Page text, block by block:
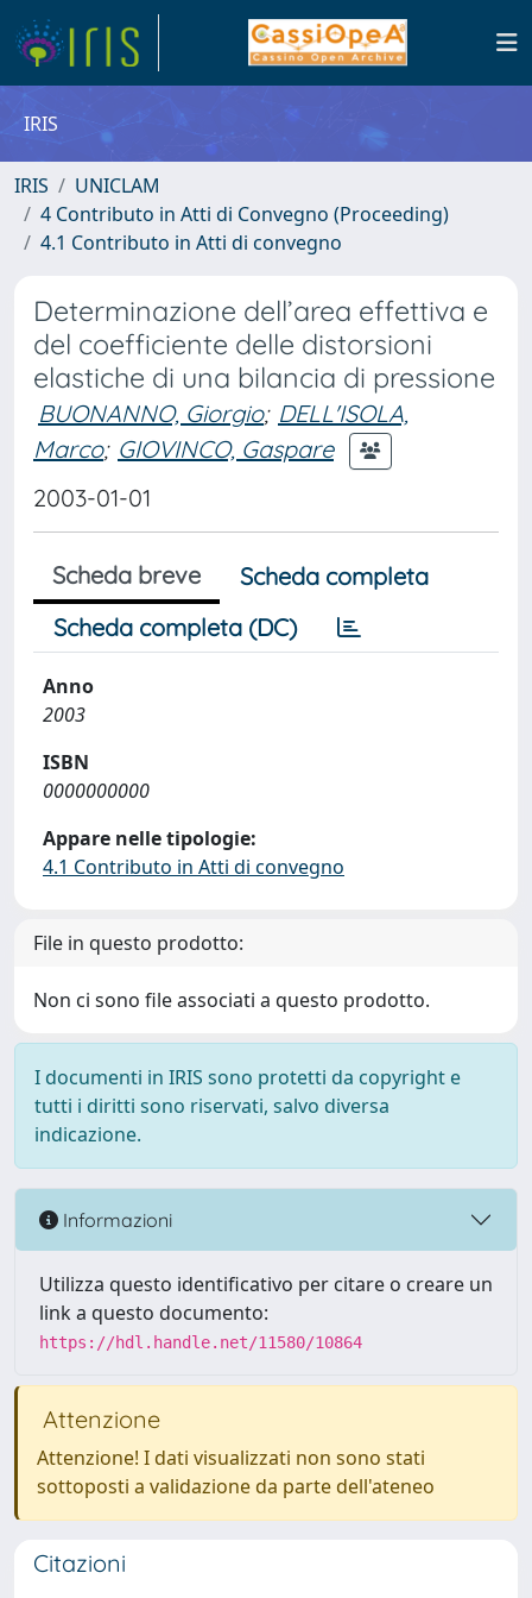
IRIS
IRIS
UNICLAM
4 Contributo in Atti di Convegno (Proceeding)
4.1 Contributo in Atti di convegno
Determinazione dell’area effettiva e
del coefficiente delle distorsioni
elastiche di una bilancia di pressione
BUONANNO, Giorgio; DELL'ISOLA,
Marco; GIOVINCO, Gaspare
2003-01-01
Scheda breve
Scheda completa
Scheda completa (DC)
Anno
2003
ISBN
0000000000
Appare nelle tipologie:
4.1 Contributo in Atti di convegno
File in questo prodotto:
Non ci sono file associati a questo prodotto.
I documenti in IRIS sono protetti da copyright e
tutti i diritti sono riservati, salvo diversa
indicazione.
Informazioni
Utilizza questo identificativo per citare o creare un
link a questo documento:
https://hdl.handle.net/11580/10864
Attenzione
Attenzione! I dati visualizzati non sono stati
sottoposti a validazione da parte dell'ateneo
Citazioni